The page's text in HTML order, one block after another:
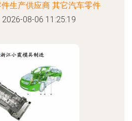
生产供应商 其它汽车零件
08-06 11:25:19